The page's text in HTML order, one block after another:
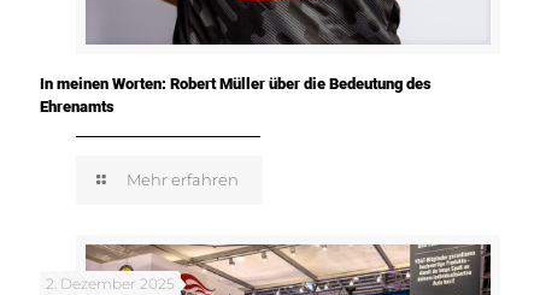
In meinen Worten: Robert Müller über die Bedeutung des
Ehrenamts
Mehr erfahren
2. Dezember 2025